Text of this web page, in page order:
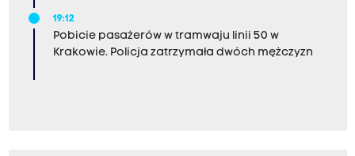
19:12
Pobicie pasażerów w tramwaju linii 50 w
Krakowie. Policja zatrzymała dwóch mężczyzn